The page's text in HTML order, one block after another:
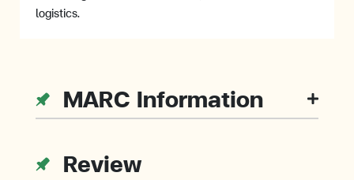
logistics.
MARC Information
Review